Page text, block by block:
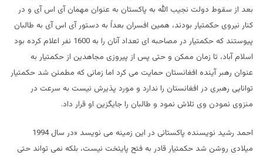
بعد از سقوط دولت نجیب الله به پاکستان به عنوان مهمان آی اس آی و در
کنار نیروی حکمتیار بودند، همین افسران بعداً به دستور آی اس آی به طالبان
پیوستند که حکمتیار در مصاحبه ای تعداد آنان را به 1600 نفر اعلام کرده بود
اسلام آباد، تا زمان ممکن و حتی پس از پیروزی مجاهدین از حکمتیار به
عنوان رهبر آینده افغانستان حمایت می کرد اما زمانی که مطمئن شد حکمتیار
توانایی رهبری در افغانستان را ندارد و مورد پذیرش نیست به سرعت در
منزوی نمودن وی تلاش نمود و طالبان را جایگزین او قرار داد.
احمد رشید نویسنده پاکستانی در این زمینه می نویسد «در سال 1994
میلادی روشن شد حکمتیار قادر به فتح پایتخت نیست، بلکه نمی تواند حتی